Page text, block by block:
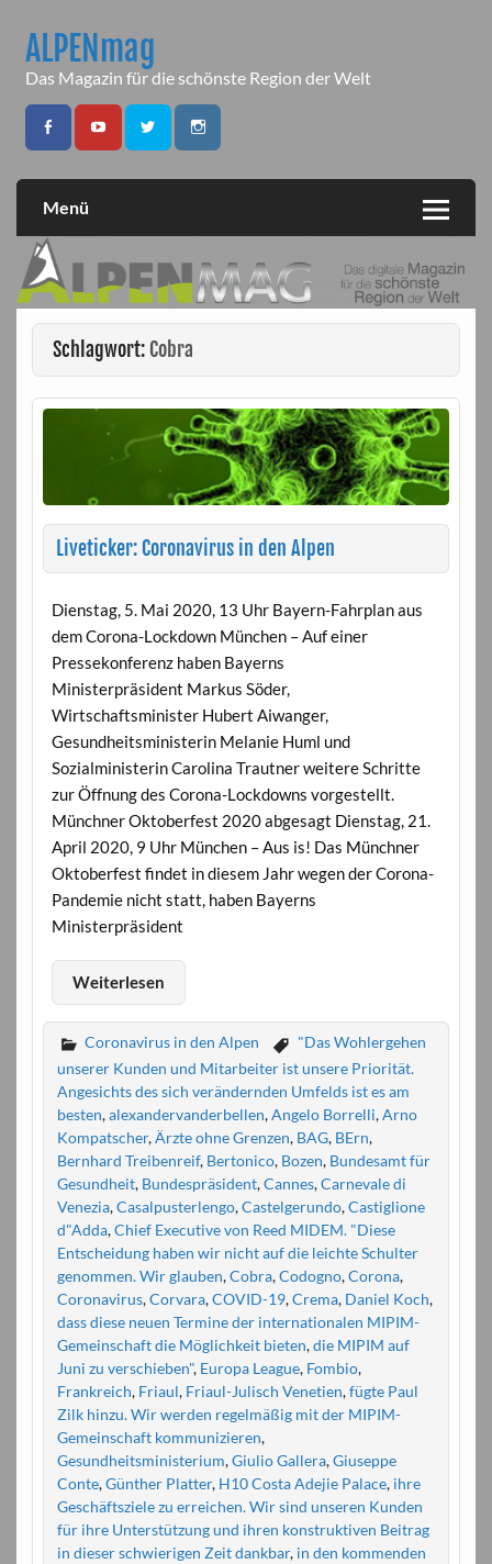
contentALPENmag
Das Magazin für die schönste Region der Welt
Menü
Schlagwort: Cobra
Liveticker: Coronavirus in den Alpen
Dienstag, 5. Mai 2020, 13 Uhr Bayern-Fahrplan aus
dem Corona-Lockdown München – Auf einer
Pressekonferenz haben Bayerns
Ministerpräsident Markus Söder,
Wirtschaftsminister Hubert Aiwanger,
Gesundheitsministerin Melanie Huml und
Sozialministerin Carolina Trautner weitere Schritte
zur Öffnung des Corona-Lockdowns vorgestellt.
Münchner Oktoberfest 2020 abgesagt Dienstag, 21.
April 2020, 9 Uhr München – Aus is! Das Münchner
Oktoberfest findet in diesem Jahr wegen der Corona-
Pandemie nicht statt, haben Bayerns
Ministerpräsident
Weiterlesen
Coronavirus in den Alpen
"Das Wohlergehen
unserer Kunden und Mitarbeiter ist unsere Priorität.
Angesichts des sich verändernden Umfelds ist es am
besten,alexandervanderbellen,Angelo Borrelli,Arno
Kompatscher,Ärzte ohne Grenzen, BAG, BErn,
Bernhard Treibenreif, Bertonico, Bozen, Bundesamt für
Gesundheit, Bundespräsident,Cannes,Carnevale di
Venezia,Casalpusterlengo,Castelgerundo,Castiglione
d"Adda,Chief Executive von Reed MIDEM. "Diese
Entscheidung haben wir nicht auf die leichte Schulter
genommen. Wir glauben,Cobra,Codogno,Corona,
Coronavirus,Corvara,COVID-19,Crema, Daniel Koch,
dass diese neuen Termine der internationalen MIPIM-
Gemeinschaft die Möglichkeit bieten,die MIPIM auf
Juni zu verschieben", Europa League, Fombio,
Frankreich, Friaul, Friaul-Julisch Venetien,fügte Paul
Zilk hinzu. Wir werden regelmäßig mit der MIPIM-
Gemeinschaft kommunizieren,
Gesundheitsministerium,Giulio Gallera,Giuseppe
Conte,Günther Platter, H10 Costa Adejie Palace, ihre
Geschäftsziele zu erreichen. Wir sind unseren Kunden
für ihre Unterstützung und ihren konstruktiven Beitrag
in dieser schwierigen Zeit dankbar, in den kommenden